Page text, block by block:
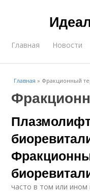
Главная Новости
Главная » Фракционный
часто в том или ином